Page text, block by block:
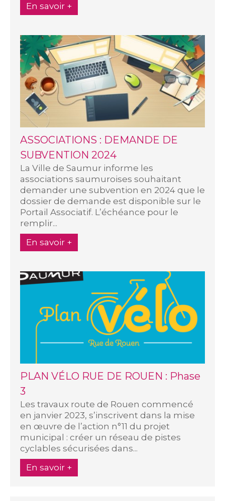
En savoir +
ASSOCIATIONS : DEMANDE DE
SUBVENTION 2024
La Ville de Saumur informe les
associations saumuroises souhaitant
demander une subvention en 2024 que le
dossier de demande est disponible sur le
Portail Associatif. L’échéance pour le
remplir...
En savoir +
PLAN VÉLO RUE DE ROUEN : Phase
3
Les travaux route de Rouen commencé
en janvier 2023, s’inscrivent dans la mise
en œuvre de l’action n°11 du projet
municipal : créer un réseau de pistes
cyclables sécurisées dans...
En savoir +